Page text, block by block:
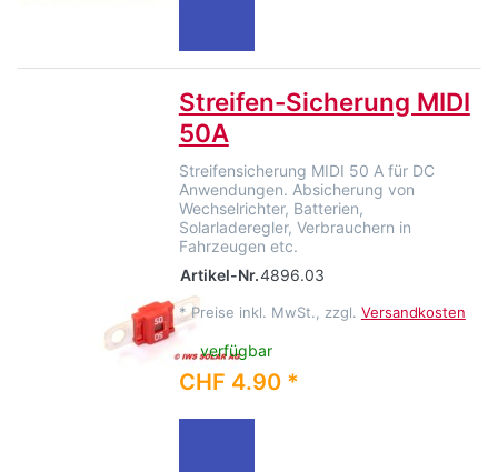
Streifen-Sicherung MIDI
50A
Streifensicherung MIDI 50 A für DC
Anwendungen. Absicherung von
Wechselrichter, Batterien,
Solarladeregler, Verbrauchern in
Fahrzeugen etc.
Artikel-Nr.4896.03
* Preise inkl. MwSt., zzgl. Versandkosten
verfügbar
CHF 4.90 *